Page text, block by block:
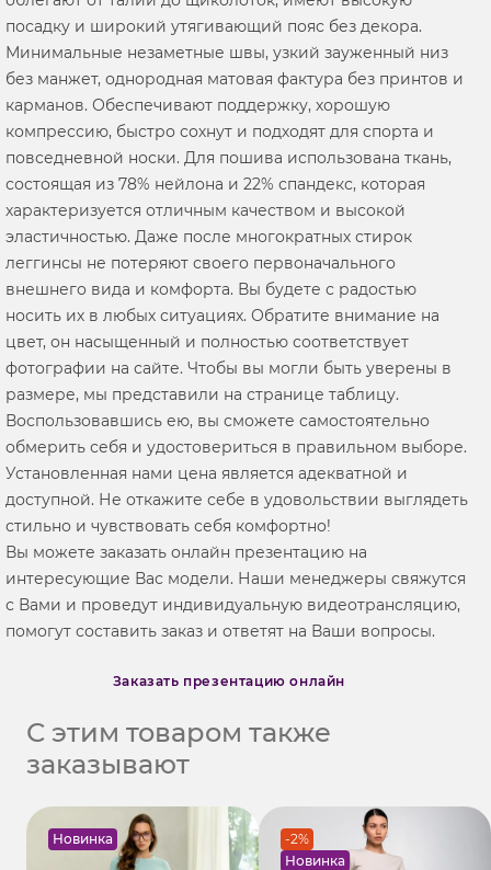
посадку и широкий утягивающий пояс без декора.
Минимальные незаметные швы, узкий зауженный низ
без манжет, однородная матовая фактура без принтов и
карманов. Обеспечивают поддержку, хорошую
компрессию, быстро сохнут и подходят для спорта и
повседневной носки. Для пошива использована ткань,
состоящая из 78% нейлона и 22% спандекс, которая
характеризуется отличным качеством и высокой
эластичностью. Даже после многократных стирок
леггинсы не потеряют своего первоначального
внешнего вида и комфорта. Вы будете с радостью
носить их в любых ситуациях. Обратите внимание на
цвет, он насыщенный и полностью соответствует
фотографии на сайте. Чтобы вы могли быть уверены в
размере, мы представили на странице таблицу.
Воспользовавшись ею, вы сможете самостоятельно
обмерить себя и удостовериться в правильном выборе.
Установленная нами цена является адекватной и
доступной. Не откажите себе в удовольствии выглядеть
стильно и чувствовать себя комфортно!
Вы можете заказать онлайн презентацию на
интересующие Вас модели. Наши менеджеры свяжутся
с Вами и проведут индивидуальную видеотрансляцию,
помогут составить заказ и ответят на Ваши вопросы.
Заказать презентацию онлайн
С этим товаром также
заказывают
Новинка
-2%
Новинка